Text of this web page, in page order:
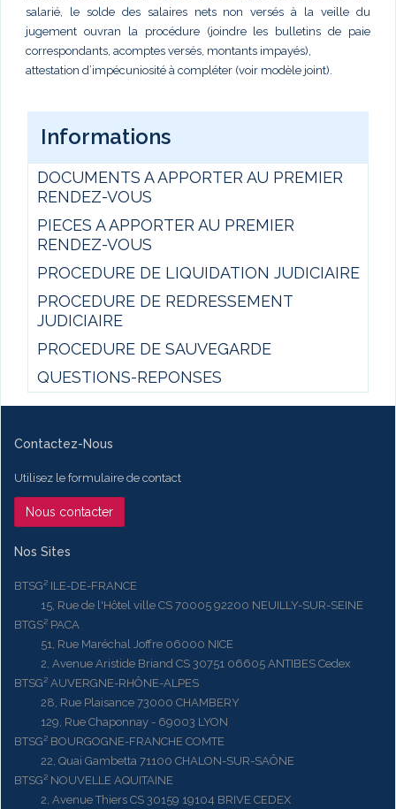
salarié, le solde des salaires nets non versés à la veille du
jugement ouvran la procédure (joindre les bulletins de paie
correspondants, acomptes versés, montants impayés),
attestation d’impécuniosité à compléter (voir modèle joint).
Informations
DOCUMENTS A APPORTER AU PREMIER
RENDEZ-VOUS
PIECES A APPORTER AU PREMIER
RENDEZ-VOUS
PROCEDURE DE LIQUIDATION JUDICIAIRE
PROCEDURE DE REDRESSEMENT
JUDICIAIRE
PROCEDURE DE SAUVEGARDE
QUESTIONS-REPONSES
Contactez-Nous
Utilisez le formulaire de contact
Nous contacter
Nos Sites
BTSG² ILE-DE-FRANCE
15, Rue de l'Hôtel ville CS 70005 92200 NEUILLY-SUR-SEINE
BTGS² PACA
51, Rue Maréchal Joffre 06000 NICE
2, Avenue Aristide Briand CS 30751 06605 ANTIBES Cedex
BTSG² AUVERGNE-RHÔNE-ALPES
28, Rue Plaisance 73000 CHAMBERY
129, Rue Chaponnay - 69003 LYON
BTSG² BOURGOGNE-FRANCHE COMTE
22, Quai Gambetta 71100 CHALON-SUR-SAÔNE
BTSG² NOUVELLE AQUITAINE
2, Avenue Thiers CS 30159 19104 BRIVE CEDEX